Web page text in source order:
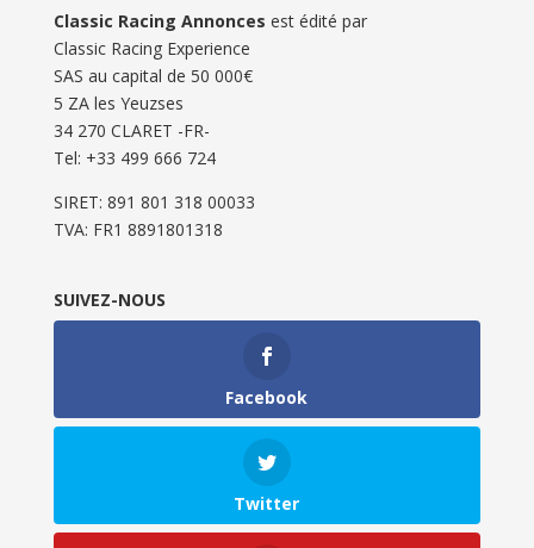
Classic Racing Annonces est édité par
Classic Racing Experience
SAS au capital de 50 000€
5 ZA les Yeuzses
34 270 CLARET -FR-
Tel: ‭+33 499 666 724‬
SIRET: 891 801 318 00033
TVA: FR1 8891801318
SUIVEZ-NOUS
Facebook
Twitter